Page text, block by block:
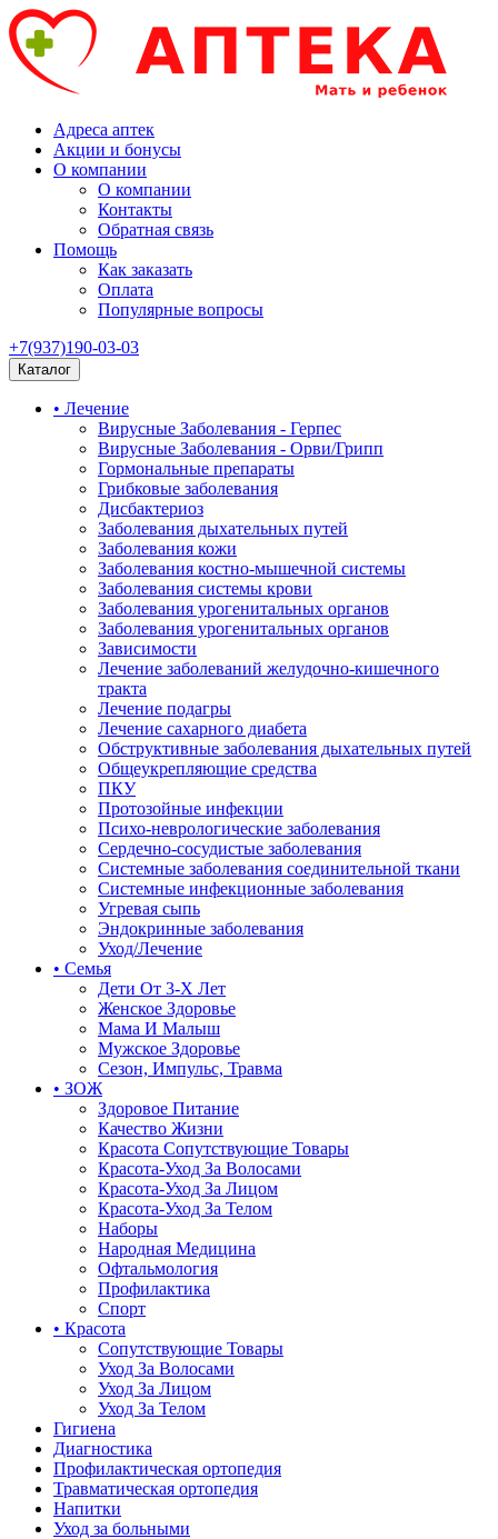
Адреса аптек
Акции и бонусы
О компании
О компании
Контакты
Обратная связь
Помощь
Как заказать
Оплата
Популярные вопросы
+7(937)190-03-03
Каталог
• Лечение
Вирусные Заболевания - Герпес
Вирусные Заболевания - Орви/Грипп
Гормональные препараты
Грибковые заболевания
Дисбактериоз
Заболевания дыхательных путей
Заболевания кожи
Заболевания костно-мышечной системы
Заболевания системы крови
Заболевания урогенитальных органов
Заболевания урогенитальных органов
Зависимости
Лечение заболеваний желудочно-кишечного
тракта
Лечение подагры
Лечение сахарного диабета
Обструктивные заболевания дыхательных путей
Общеукрепляющие средства
ПКУ
Протозойные инфекции
Психо-неврологические заболевания
Сердечно-сосудистые заболевания
Системные заболевания соединительной ткани
Системные инфекционные заболевания
Угревая сыпь
Эндокринные заболевания
Уход/Лечение
• Семья
Дети От 3-Х Лет
Женское Здоровье
Мама И Малыш
Мужское Здоровье
Сезон, Импульс, Травма
• ЗОЖ
Здоровое Питание
Качество Жизни
Красота Сопутствующие Товары
Красота-Уход За Волосами
Красота-Уход За Лицом
Красота-Уход За Телом
Наборы
Народная Медицина
Офтальмология
Профилактика
Спорт
• Красота
Сопутствующие Товары
Уход За Волосами
Уход За Лицом
Уход За Телом
Гигиена
Диагностика
Профилактическая ортопедия
Травматическая ортопедия
Напитки
Уход за больными